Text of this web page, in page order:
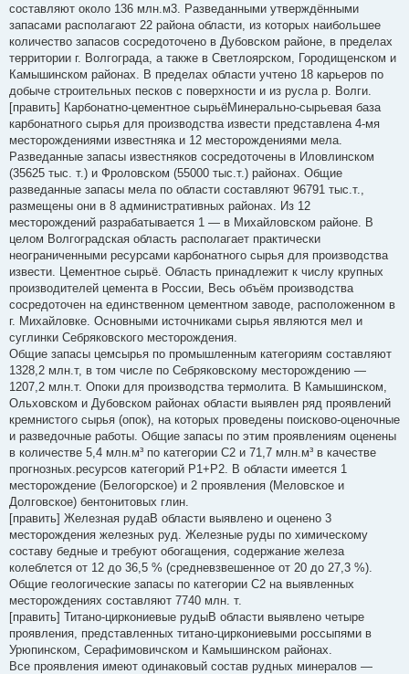
составляют около 136 млн.м3. Разведанными утверждёнными
запасами располагают 22 района области, из которых наибольшее
количество запасов сосредоточено в Дубовском районе, в пределах
территории г. Волгограда, а также в Светлоярском, Городищенском и
Камышинском районах. В пределах области учтено 18 карьеров по
добыче строительных песков с поверхности и из русла р. Волги.
[править] Карбонатно-цементное сырьёМинерально-сырьевая база
карбонатного сырья для производства извести представлена 4-мя
месторождениями известняка и 12 месторождениями мела.
Разведанные запасы известняков сосредоточены в Иловлинском
(35625 тыс. т.) и Фроловском (55000 тыс.т.) районах. Общие
разведанные запасы мела по области составляют 96791 тыс.т.,
размещены они в 8 административных районах. Из 12
месторождений разрабатывается 1 — в Михайловском районе. В
целом Волгоградская область располагает практически
неограниченными ресурсами карбонатного сырья для производства
извести. Цементное сырьё. Область принадлежит к числу крупных
производителей цемента в России, Весь объём производства
сосредоточен на единственном цементном заводе, расположенном в
г. Михайловке. Основными источниками сырья являются мел и
суглинки Себряковского месторождения.
Общие запасы цемсырья по промышленным категориям составляют
1328,2 млн.т, в том числе по Себряковскому месторождению —
1207,2 млн.т. Опоки для производства термолита. В Камышинском,
Ольховском и Дубовском районах области выявлен ряд проявлений
кремнистого сырья (опок), на которых проведены поисково-оценочные
и разведочные работы. Общие запасы по этим проявлениям оценены
в количестве 5,4 млн.м³ по категории С2 и 71,7 млн.м³ в качестве
прогнозных.ресурсов категорий P1+P2. В области имеется 1
месторождение (Белогорское) и 2 проявления (Меловское и
Долговское) бентонитовых глин.
[править] Железная рудаВ области выявлено и оценено 3
месторождения железных руд. Железные руды по химическому
составу бедные и требуют обогащения, содержание железа
колеблется от 12 до 36,5 % (средневзвешенное от 20 до 27,3 %).
Общие геологические запасы по категории С2 на выявленных
месторождениях составляют 7740 млн. т.
[править] Титано-циркониевые рудыВ области выявлено четыре
проявления, представленных титано-циркониевыми россыпями в
Урюпинском, Серафимовичском и Камышинском районах.
Все проявления имеют одинаковый состав рудных минералов —